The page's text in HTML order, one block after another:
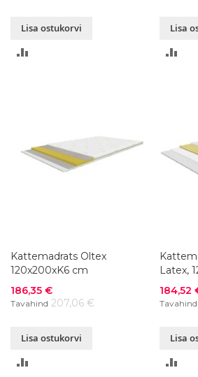
Lisa ostukorvi
Lisa
Kattemadrats Oltex
120x200xK6 cm
Soodushind
186,35 €
Tavahind 207,06 €
Lisa ostukorvi
Latex,
184,52
Tavahind
Lisa